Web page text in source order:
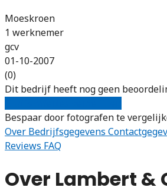
Moeskroen
1 werknemer
gcv
01-10-2007
(0)
Dit bedrijf heeft nog geen
Bespaar door fotografen te
Over Bedrijfsgegevens
Reviews FAQ
Over Lambert &